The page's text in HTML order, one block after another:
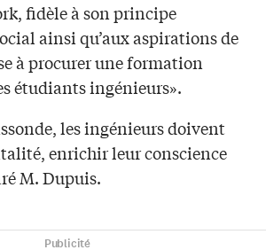
fidèle à son principe
ainsi qu’aux aspirations de
à procurer une formation
étudiants ingénieurs».
les ingénieurs doivent
enrichir leur conscience
M. Dupuis.
Publicité